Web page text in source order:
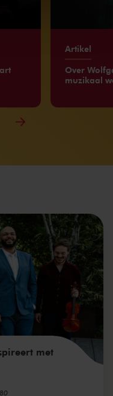
Artikel
Over
muzikaal
met